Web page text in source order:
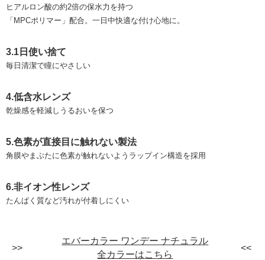
ヒアルロン酸の約2倍の保水力を持つ
「MPCポリマー」配合。一日中快適な付け心地に。
3.1日使い捨て
毎日清潔で瞳にやさしい
4.低含水レンズ
乾燥感を軽減しうるおいを保つ
5.色素が直接目に触れない製法
角膜やまぶたに色素が触れないようラップイン構造を採用
6.非イオン性レンズ
たんぱく質など汚れが付着しにくい
エバーカラー ワンデー ナチュラル
全カラーはこちら